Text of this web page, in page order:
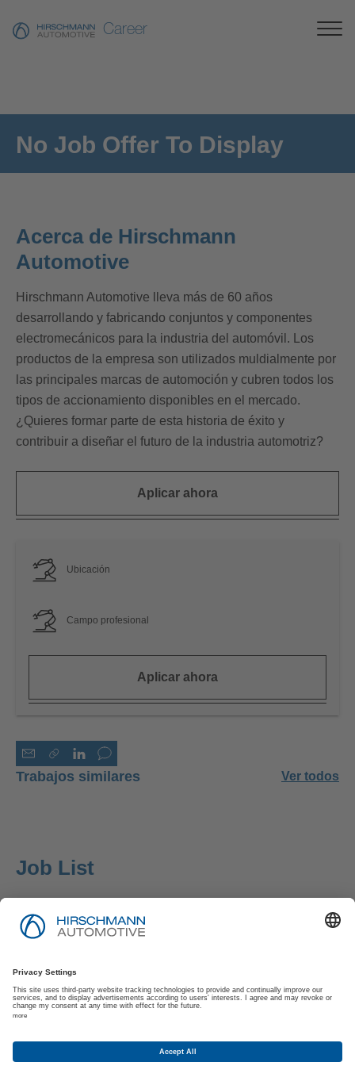
Career
No Job Offer To Display
Acerca de Hirschmann
Automotive
Hirschmann Automotive lleva más de 60 años
desarrollando y fabricando conjuntos y componentes
electromecánicos para la industria del automóvil. Los
productos de la empresa son utilizados muldialmente por
las principales marcas de automoción y cubren todos los
tipos de accionamiento disponibles en el mercado.
¿Quieres formar parte de esta historia de éxito y
contribuir a diseñar el futuro de la industria automotriz?
Aplicar ahora
Ubicación
Campo profesional
Aplicar ahora
Trabajos similares Ver todos
Job List
Pie de Imprenta
Política de Privacidad
Política de Privacidad de los Solicitantes